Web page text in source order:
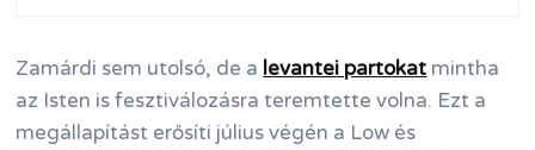
Zamárdi sem utolsó, de a levantei partokat mintha
az Isten is fesztiválozásra teremtette volna. Ezt a
megállapítást erősíti július végén a Low és